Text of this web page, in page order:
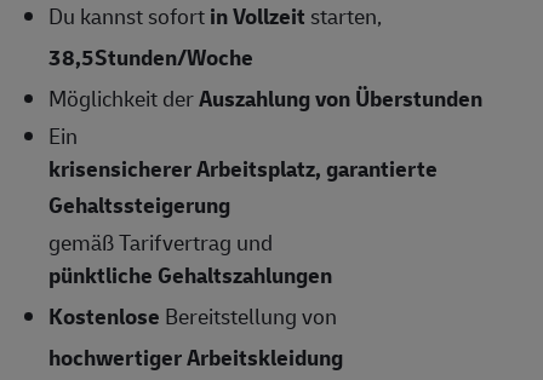
Du kannst sofortin Vollzeit starten,
38,5Stunden/Woche
Möglichkeit derAuszahlung von Überstunden
Ein
krisensicherer Arbeitsplatz, garantierte
Gehaltssteigerung
gemäß Tarifvertrag und
pünktliche Gehaltszahlungen
Kostenlose Bereitstellung von
hochwertiger Arbeitskleidung